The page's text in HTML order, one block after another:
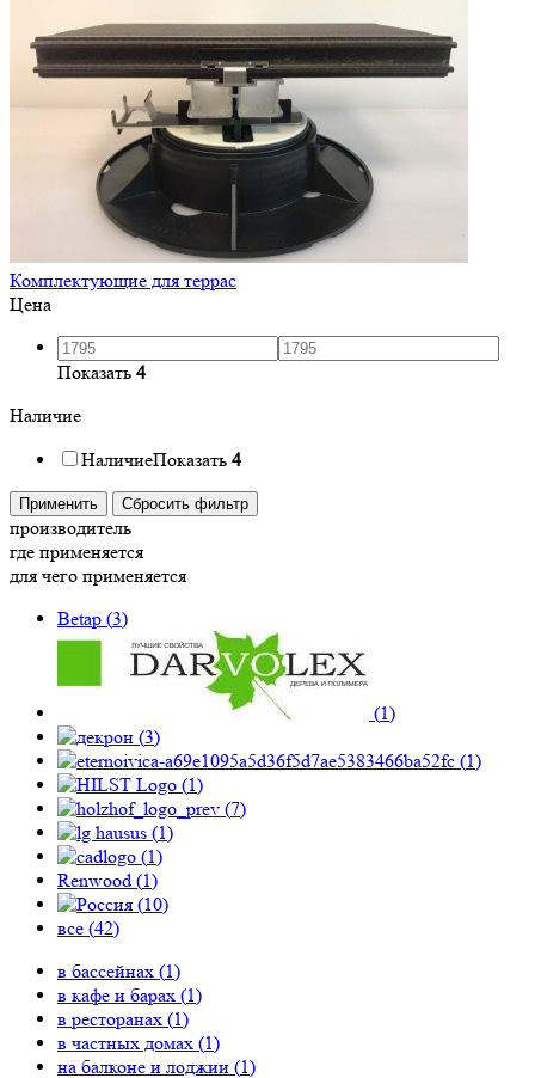
Комплектующие для террас
Цена
Показать 4
Наличие
НаличиеПоказать 4
Применить Сбросить фильтр
производитель
где применяется
для чего применяется
Betap (3)
(1)
(3)
(1)
(1)
(7)
(1)
(1)
Renwood (1)
(10)
все (42)
в бассейнах (1)
в кафе и барах (1)
в ресторанах (1)
в частных домах (1)
на балконе и лоджии (1)